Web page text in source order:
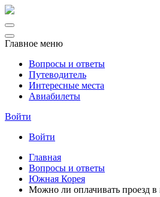
Главное меню
Вопросы и ответы
Путеводитель
Интересные места
Авиабилеты
Войти
Войти
Главная
Вопросы и ответы
Южная Корея
Можно ли оплачивать проезд